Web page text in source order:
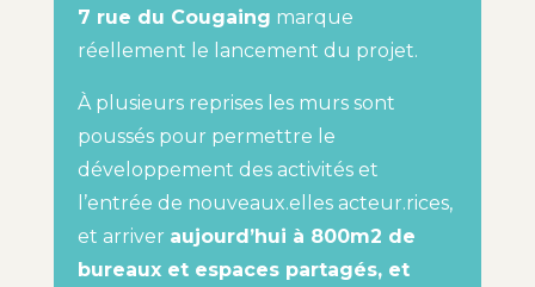
7 rue du Cougaing marque
réellement le lancement du projet.
À plusieurs reprises les murs sont
poussés pour permettre le
développement des activités et
l’entrée de nouveaux.elles acteur.rices,
et arriver aujourd’hui à 800m2 de
bureaux et espaces partagés, et